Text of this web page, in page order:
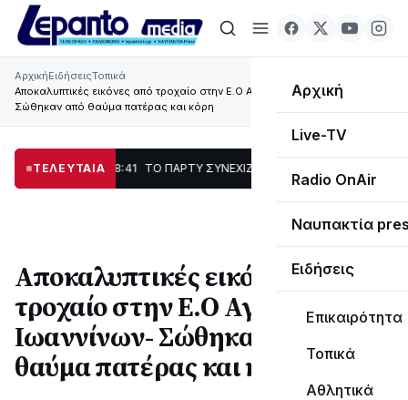
Αρχική
Live-TV
Radio OnAir
Ναυπακτία
Ειδήσεις
Επικαιρότητα
Τοπικά
Αθλητικά
ΑρχικήΕιδήσειςΤοπικά
Αποκαλυπτικές εικόνες από τροχαίο στην Ε.Ο Αγρινίου Ιωαννίνων-
Σώθηκαν από θαύμα πατέρας και κόρη
ΤΕΛΕΥΤΑΙΑ
& Γλέντι!08:41 ΤΟ ΠΑΡΤΥ ΣΥΝΕΧΙΖΕΤΑΙ…19:47
Αποκαλυπτικές εικόνες από
τροχαίο στην Ε.Ο Αγρινίου
Ιωαννίνων- Σώθηκαν από
θαύμα πατέρας και κόρη